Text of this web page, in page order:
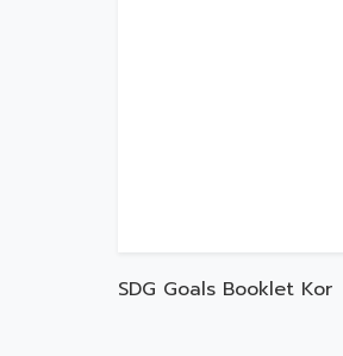
SDG Goals Booklet Kor